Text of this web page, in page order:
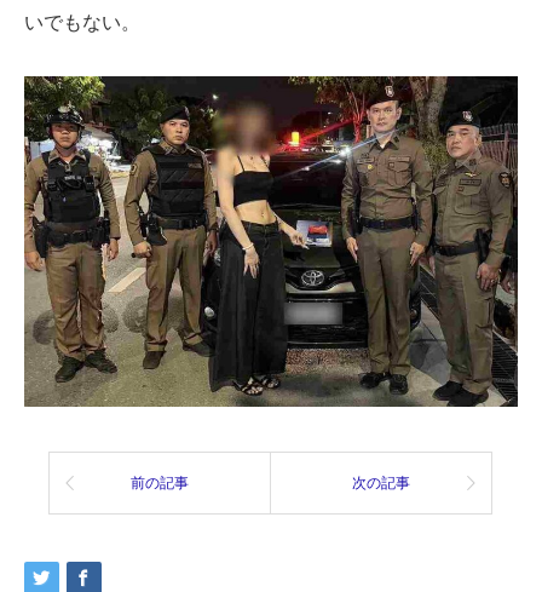
いでもない。
前の記事 次の記事